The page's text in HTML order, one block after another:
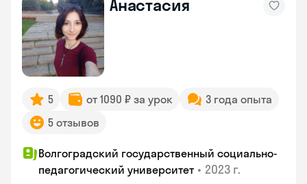
Анастасия
5 от 1090 ₽ за урок
3 года опыта
5 отзывов
Волгоградский государственный социально-
педагогический университет • 2023 г.